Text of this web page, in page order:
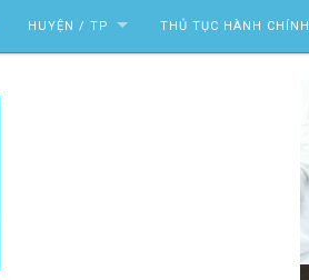
HUYỆN / TP THỦ TỤC HÀNH CHÍNH